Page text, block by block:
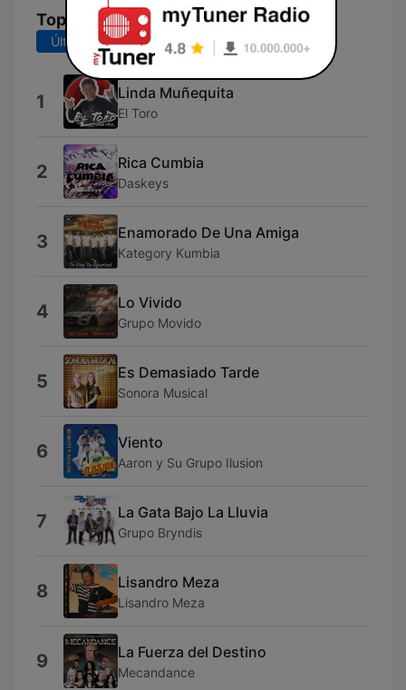
Top Canciones
Últimos 7 días Últimos 30 días
1 Linda Muñequita
El Toro
2 Rica Cumbia
Daskeys
3 Enamorado De Una Amiga
Kategory Kumbia
4 Lo Vivido
Grupo Movido
5 Es Demasiado Tarde
Sonora Musical
6 Viento
Aaron y Su Grupo Ilusion
7 La Gata Bajo La Lluvia
Grupo Bryndis
8 Lisandro Meza
Lisandro Meza
9 La Fuerza del Destino
Mecandance